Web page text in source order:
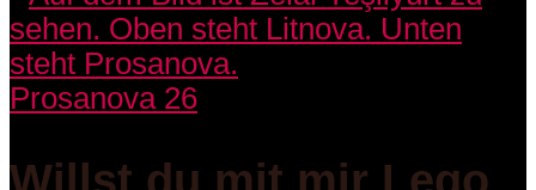
Prosanova 26
Willst du mit mir Lego